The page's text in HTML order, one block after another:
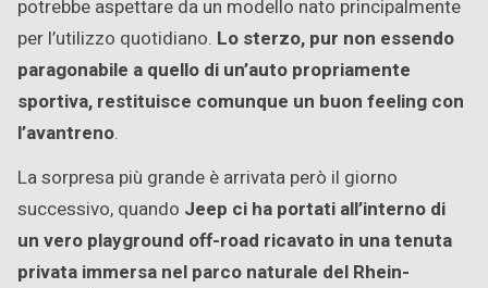
potrebbe aspettare da un modello nato principalmente
per l’utilizzo quotidiano. Lo sterzo, pur non essendo
paragonabile a quello di un’auto propriamente
sportiva, restituisce comunque un buon feeling con
l’avantreno.
La sorpresa più grande è arrivata però il giorno
successivo, quando Jeep ci ha portati all’interno di
un vero playground off-road ricavato in una tenuta
privata immersa nel parco naturale del Rhein-